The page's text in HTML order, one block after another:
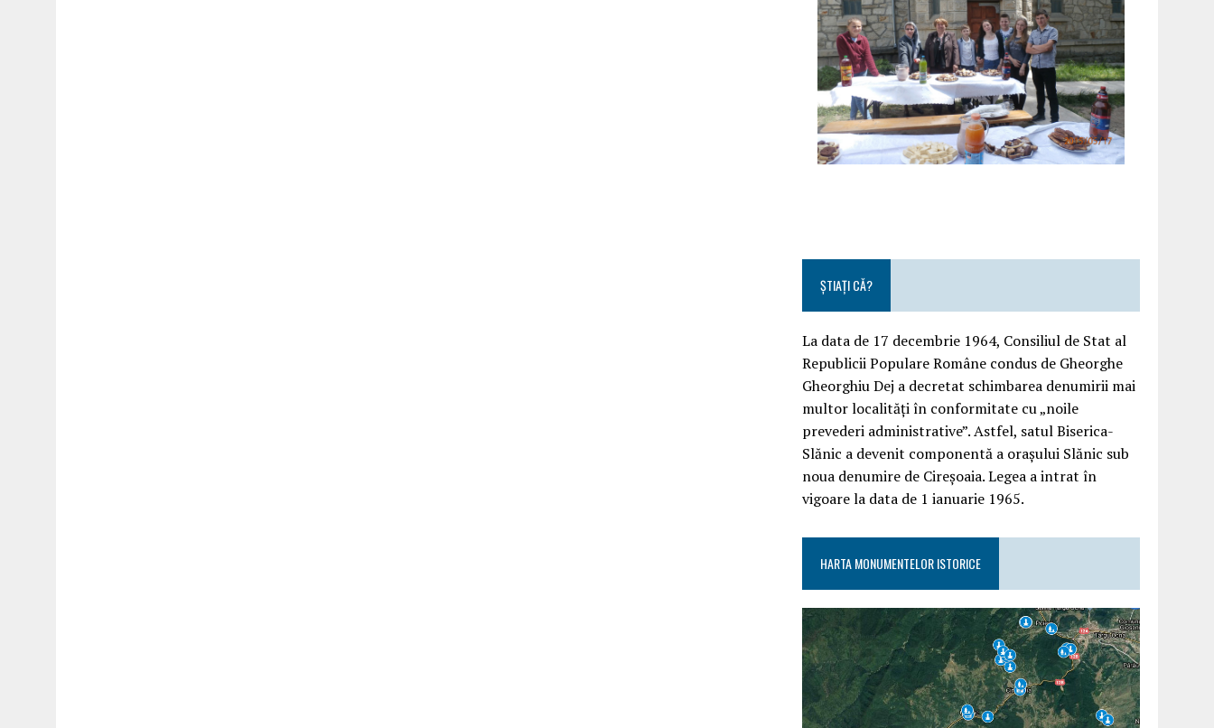
ȘTIAȚI CĂ?
La data de 17 decembrie 1964, Consiliul de Stat al
Republicii Populare Române condus de Gheorghe
Gheorghiu Dej a decretat schimbarea denumirii mai
multor localități în conformitate cu „noile
prevederi administrative”. Astfel, satul Biserica-
Slănic a devenit componentă a orașului Slănic sub
noua denumire de Cireșoaia. Legea a intrat în
vigoare la data de 1 ianuarie 1965.
HARTA MONUMENTELOR ISTORICE